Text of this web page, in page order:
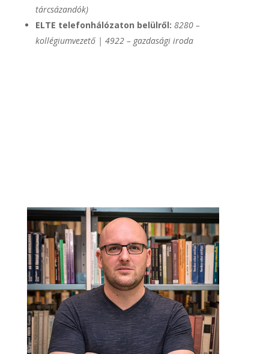
tárcsázandók)
ELTE telefonhálózaton belülről: 8280 –
kollégiumvezető | 4922 – gazdasági iroda